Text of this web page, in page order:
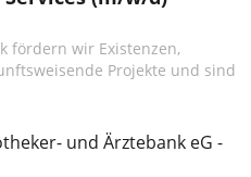
fördern wir Existenzen,
Projekte und sind
und Ärztebank eG -